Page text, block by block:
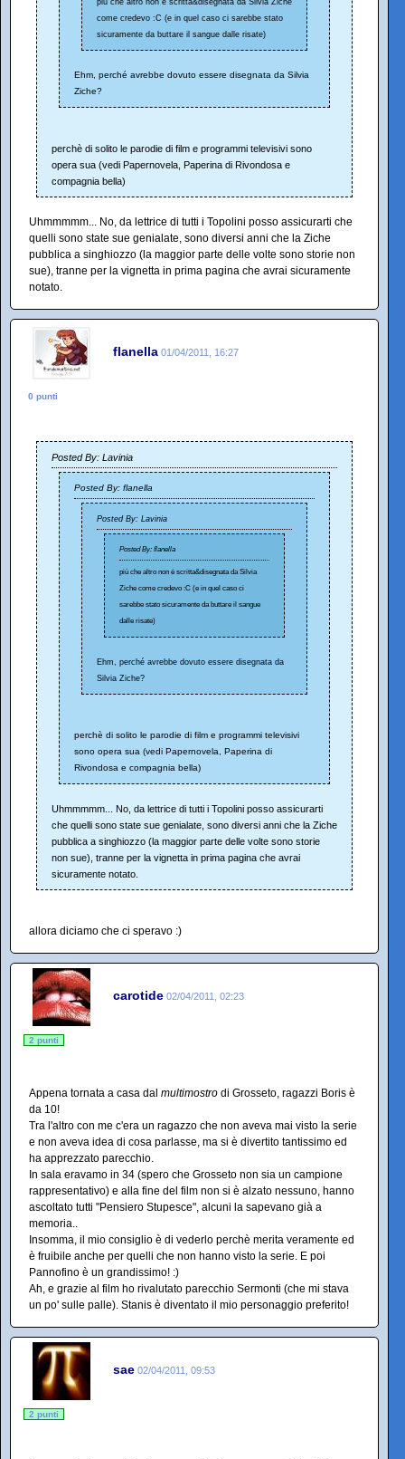
come credevo :C (e in quel caso ci sarebbe stato
sicuramente da buttare il sangue dalle risate)
Ehm, perché avrebbe dovuto essere disegnata da Silvia
Ziche?
perchè di solito le parodie di film e programmi televisivi sono
opera sua (vedi Papernovela, Paperina di Rivondosa e
compagnia bella)
Uhmmmmm... No, da lettrice di tutti i Topolini posso assicurarti che
quelli sono state sue genialate, sono diversi anni che la Ziche
pubblica a singhiozzo (la maggior parte delle volte sono storie non
sue), tranne per la vignetta in prima pagina che avrai sicuramente
notato.
flanella 01/04/2011, 16:27
0 punti
Posted By: Lavinia
Posted By: flanella
Posted By: Lavinia
Posted By: flanella
più che altro non è scritta&disegnata da Silvia
Ziche come credevo :C (e in quel caso ci
sarebbe stato sicuramente da buttare il sangue
dalle risate)
Ehm, perché avrebbe dovuto essere disegnata da
Silvia Ziche?
perchè di solito le parodie di film e programmi televisivi
sono opera sua (vedi Papernovela, Paperina di
Rivondosa e compagnia bella)
Uhmmmmm... No, da lettrice di tutti i Topolini posso assicurarti
che quelli sono state sue genialate, sono diversi anni che la Ziche
pubblica a singhiozzo (la maggior parte delle volte sono storie
non sue), tranne per la vignetta in prima pagina che avrai
sicuramente notato.
allora diciamo che ci speravo :)
carotide 02/04/2011, 02:23
2 punti
Appena tornata a casa dal multimostro di Grosseto, ragazzi Boris è
da 10!
Tra l'altro con me c'era un ragazzo che non aveva mai visto la serie
e non aveva idea di cosa parlasse, ma si è divertito tantissimo ed
ha apprezzato parecchio.
In sala eravamo in 34 (spero che Grosseto non sia un campione
rappresentativo) e alla fine del film non si è alzato nessuno, hanno
ascoltato tutti "Pensiero Stupesce", alcuni la sapevano già a
memoria..
Insomma, il mio consiglio è di vederlo perchè merita veramente ed
è fruibile anche per quelli che non hanno visto la serie. E poi
Pannofino è un grandissimo! :)
Ah, e grazie al film ho rivalutato parecchio Sermonti (che mi stava
un po' sulle palle). Stanis è diventato il mio personaggio preferito!
sae 02/04/2011, 09:53
2 punti